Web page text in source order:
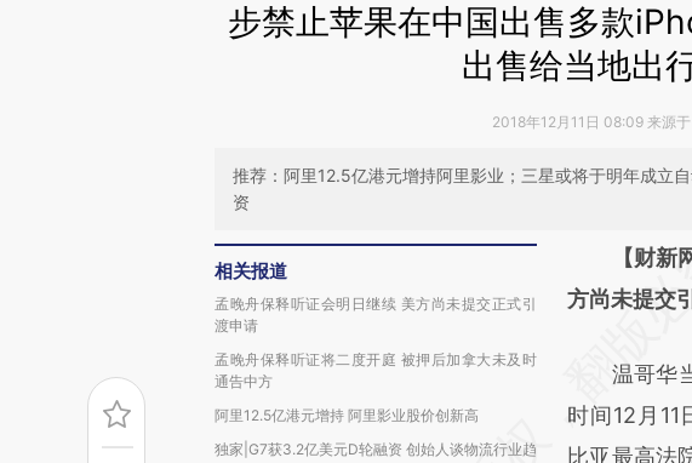
步禁止苹果在中国出售多款
出售给当地出
2018年12月11日 08:09 来源于
推荐：阿里12.5亿港元增持阿里影业；三星或将于明年成立
资
相关报道
孟晚舟保释听证会明日继续 美方尚未提交正式引
渡申请
孟晚舟保释听证将二度开庭 被押后加拿大未及时
通告中方
阿里12.5亿港元增持 阿里影业股价创新高
独家|G7获3.2亿美元D轮融资 创始人谈物流行业趋
请务必在
AI
(https://
成，可能与
【财新
方尚未提交
温哥华当
时间12月
比亚最高法